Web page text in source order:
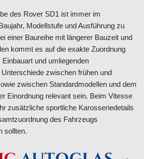
des Rover SD1 ist immer im
Modellstufe und Ausführung zu
einer Baureihe mit längerer Bauzeit und
kommt es auf die exakte Zuordnung
und umliegenden
zwischen frühen und
zwischen Standardmodellen und dem
Einordnung relevant sein. Beim Vitesse
zusätzliche sportliche Karosseriedetails
des Fahrzeugs
sollten.